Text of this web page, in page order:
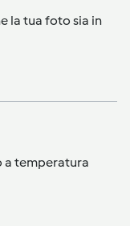
la tua foto sia in
a temperatura